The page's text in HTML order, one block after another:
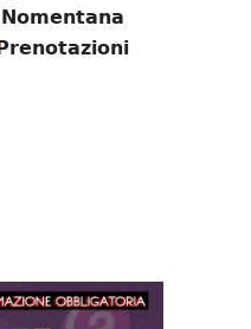
𝗡𝗼𝗺𝗲𝗻𝘁𝗮𝗻𝗮